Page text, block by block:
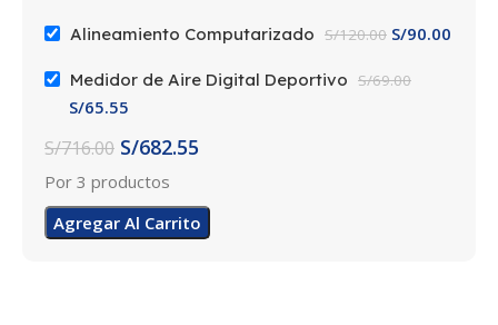
ANCHO DE SECCION
205
PERFIL
ARO 17
Alineamiento Computarizado S/120.00 S/90.00
Medidor de Aire Digital Deportivo S/69.00
S/65.55
S/716.00 S/682.55
Por 3 productos
Agregar Al Carrito